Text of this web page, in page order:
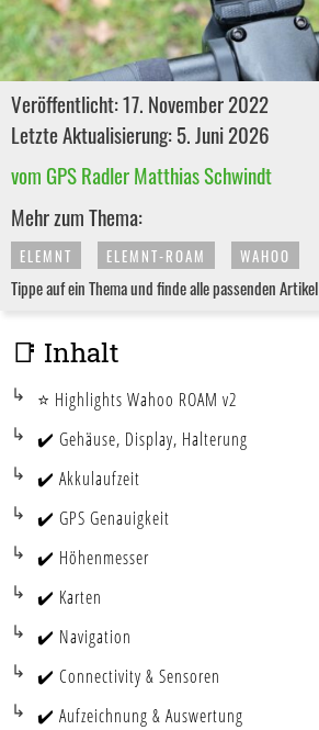
Veröffentlicht: 17. November 2022
Letzte Aktualisierung: 5. Juni 2026
vom GPS Radler Matthias Schwindt
Mehr zum Thema:
ELEMNT ELEMNT-ROAM WAHOO
Tippe auf ein Thema und finde alle passenden Artikel
📑 Inhalt
⭐ Highlights Wahoo ROAM v2
✔️ Gehäuse, Display, Halterung
✔️ Akkulaufzeit
✔️ GPS Genauigkeit
✔️ Höhenmesser
✔️ Karten
✔️ Navigation
✔️ Connectivity & Sensoren
✔️ Aufzeichnung & Auswertung